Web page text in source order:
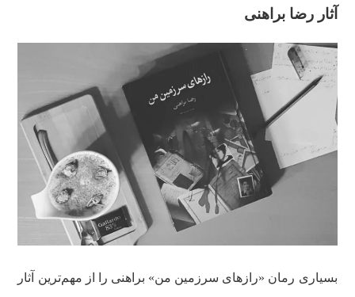
آثار رضا براهنی
بسیاری رمان «رازهای سرزمین من» براهنی را از مهم‌ترین آثار